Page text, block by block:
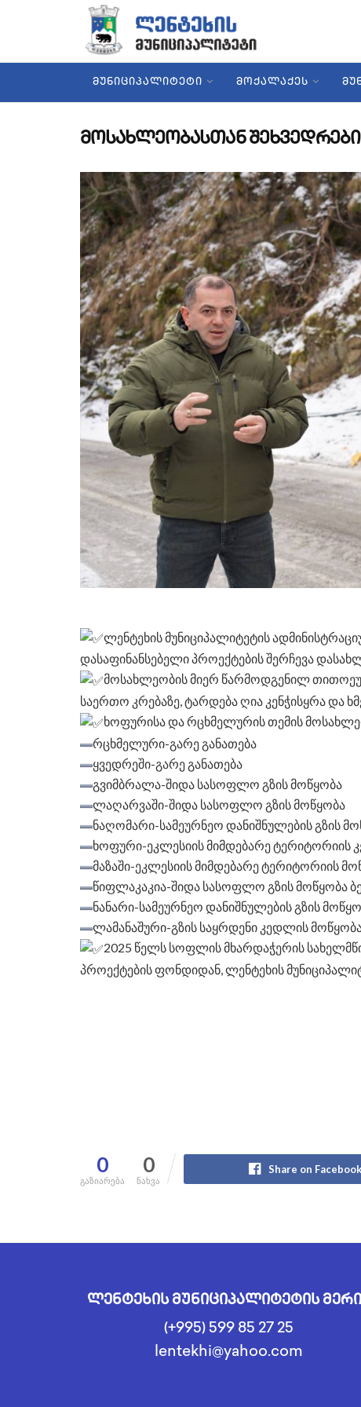
ᲛᲣᲜᲘᲪᲘᲞᲐᲚᲘᲢᲔᲢᲘ ᲛᲝᲥᲐᲚᲐᲥᲔᲡ
მოსახლეობასთან
ლენტეხის მუნიციპალიტეტის
დასაფინანსებელი პროექტების შერჩევა
მოსახლეობის მიერ წარმოდგენილ
საერთო კრებაზე, ტარდება ღია კენჭისყრა და
ხოფურისა და რცხმელურის თემის
რცხმელური-გარე განათება
ყვედრეში-გარე განათება
გვიმბრალა-შიდა სასოფლო გზის მოწყობა
ლაღარვაში-შიდა სასოფლო გზის მოწყობა
ნაღომარი-სამეურნეო დანიშნულების გზის
ხოფური-ეკლესიის მიმდებარე ტერიტორიის
მაზაში-ეკლესიის მიმდებარე ტერიტორიის
წიფლაკაკია-შიდა სასოფლო გზის მოწყობა
ნანარი-სამეურნეო დანიშნულების გზის
ლამანაშური-გზის საყრდენი კედლის
2025 წელს სოფლის მხარდაჭერის
პროექტების ფონდიდან, ლენტეხის
0
გაზიარება
0
ნახვა
Share on Facebook
ლენტეხის მუნიციპალიტეტის
(+995) 599 85 27 25
lentekhi@yahoo.com